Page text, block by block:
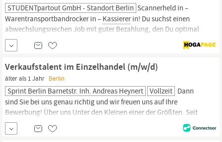
STUDENTpartout GmbH - Standort Berlin Scannerheld in –
Warentransportbandrocker in – Kassiererin! Du suchst einen
abwechslungsreichen Job mit guter Bezahlung, den Du optimal
mit Deinem Studium vereinbaren kannst? Dann bist Du hier genau
richtig! Unsere namhaften Kunden aus dem
Lebensmitteleinzelhandel freuen sich auf Deine Unterstützung an
der Kasse. Deine Aufgaben: Verstärkung der Filial-Teams unserer
Kunden alsKassierer
Verkaufstalent im Einzelhandel (m/w/d)
älter als 1 Jahr Berlin
Sprint Berlin Barnetstr. Inh. Andreas Heynert Vollzeit Dann
sind Sie bei uns genau richtig und wir freuen uns auf Ihre
Bewerbung! Über uns Unter den Kleinen einer der Größten. Seit
fast 30 Jahren behauptet sich die von internationalen
Konzerngesellschaften unabhängige Sprint Tank GmbH